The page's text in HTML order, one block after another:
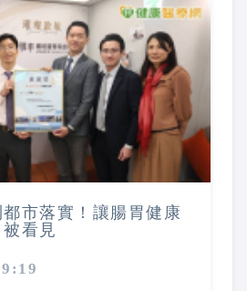
市落實！讓腸胃健康
看見